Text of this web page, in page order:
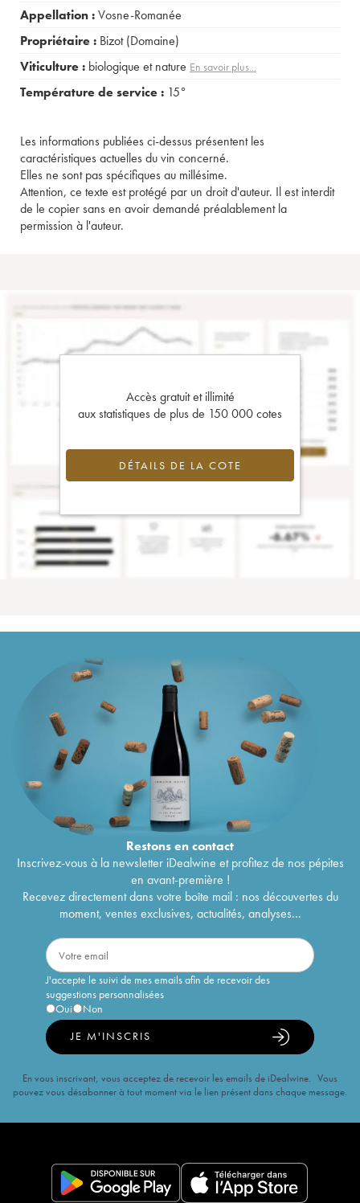
Appellation :Vosne-Romanée
Propriétaire : Bizot (Domaine)
Viticulture : biologique et nature En savoir plus...
Température de service : 15°
Les informations publiées ci-dessus présentent les
caractéristiques actuelles du vin concerné.
Elles ne sont pas spécifiques au millésime.
Attention, ce texte est protégé par un droit d'auteur. Il est interdit
de le copier sans en avoir demandé préalablement la
permission à l'auteur.
Accès gratuit et illimité
aux statistiques de plus de 150 000 cotes
DÉTAILS DE LA COTE
Restons encontact
Inscrivez-vous à la newsletter iDealwine et profitez de nos pépites
en avant-première !
Recevez directement dans votre boîte mail : nos découvertes du
moment, ventes exclusives, actualités, analyses...
J'accepte le suivi de mes emails afin de recevoir des
suggestions personnalisées
Oui
Non
JE M'INSCRIS
En vous inscrivant, vous acceptez de recevoir les emails de iDealwine. Vous
pouvez vous désabonner à tout moment via le lien présent dans chaque message.